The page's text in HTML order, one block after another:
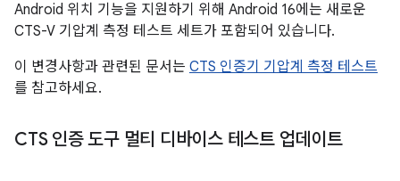
Android 위치 기능을 지원하기 위해 Android 16에는 새로운
CTS-V 기압계 측정 테스트 세트가 포함되어 있습니다.
이 변경사항과 관련된 문서는 CTS 인증기 기압계 측정 테스트
를 참고하세요.
CTS 인증 도구 멀티 디바이스 테스트 업데이트